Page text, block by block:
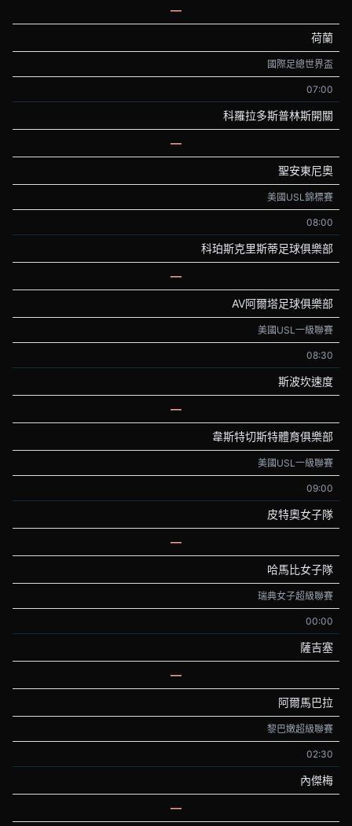
—
荷蘭
國際足總世界盃
07:00
科羅拉多斯普林斯開關
—
聖安東尼奧
美國USL錦標賽
08:00
科珀斯克里斯蒂足球俱樂部
—
AV阿爾塔足球俱樂部
美國USL一級聯賽
08:30
斯波坎速度
—
韋斯特切斯特體育俱樂部
美國USL一級聯賽
09:00
皮特奧女子隊
—
哈馬比女子隊
瑞典女子超級聯賽
00:00
薩吉塞
—
阿爾馬巴拉
黎巴嫩超級聯賽
02:30
內傑梅
—